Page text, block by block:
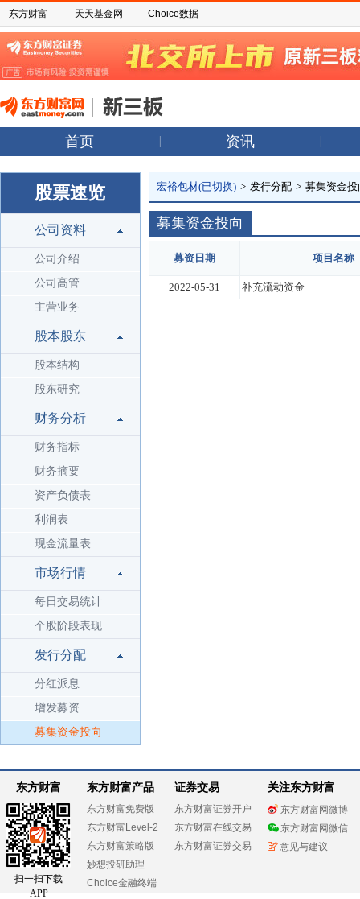
东方财富 天天基金网 Choice数据
首页 资讯
股票速览
公司资料
公司介绍
公司高管
主营业务
股本股东
股本结构
股东研究
财务分析
财务指标
财务摘要
资产负债表
利润表
现金流量表
市场行情
每日交易统计
个股阶段表现
发行分配
分红派息
增发募资
募集资金投向
宏裕包材(已切换) > 发行分配 > 募集资金投
募集资金投向
募资日期 项目名称
2022-05-31 补充流动资金
东方财富
扫一扫下载
APP
东方财富产品
东方财富免费版
东方财富Level-2
东方财富策略版
妙想投研助理
Choice金融终端
证券交易
东方财富证券开户
东方财富在线交易
东方财富证券交易
关注东方财富
东方财富网微博
东方财富网微信
意见与建议